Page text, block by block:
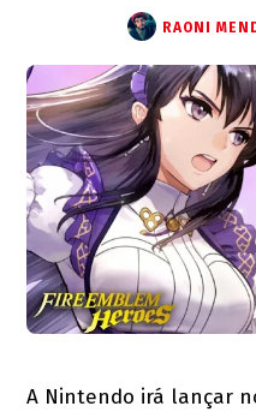
RAONI
A Nintendo irá lançar